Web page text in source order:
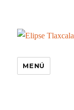
MENÚ